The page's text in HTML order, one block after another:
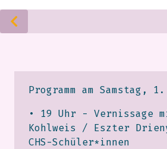
Programm am Samstag,
• 19 Uhr - Vernissage
Kohlweis / Eszter
CHS-Schüler*innen